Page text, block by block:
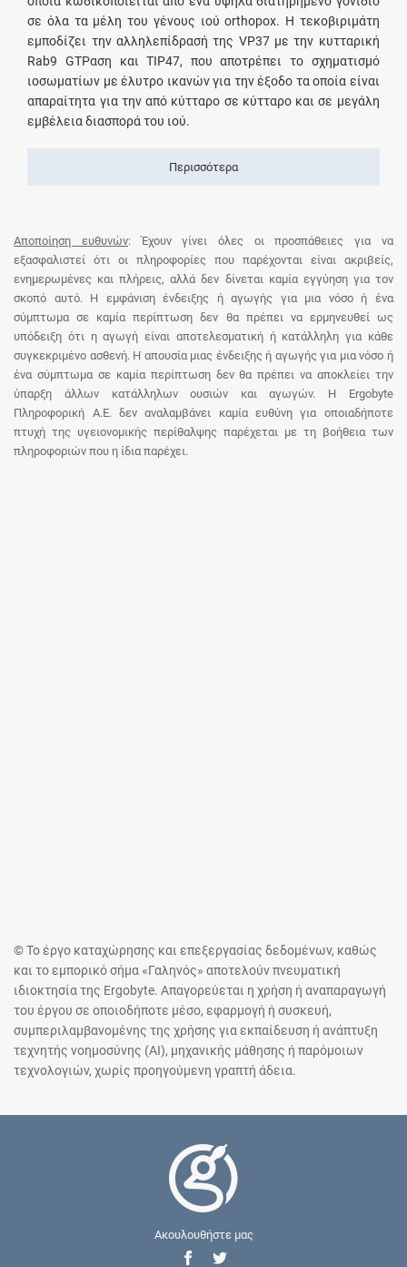
σε όλα τα μέλη του γένους ιού orthopox. Η τεκοβιριμάτη
εμποδίζει την αλληλεπίδρασή της VP37 με την κυτταρική
Rab9 GTPαση και TIP47, που αποτρέπει το σχηματισμό
ιοσωματίων με έλυτρο ικανών για την έξοδο τα οποία είναι
απαραίτητα για την από κύτταρο σε κύτταρο και σε μεγάλη
εμβέλεια διασπορά του ιού.
Περισσότερα
Αποποίηση ευθυνών: Έχουν γίνει όλες οι προσπάθειες για να
εξασφαλιστεί ότι οι πληροφορίες που παρέχονται είναι ακριβείς,
ενημερωμένες και πλήρεις, αλλά δεν δίνεται καμία εγγύηση για τον
σκοπό αυτό. Η εμφάνιση ένδειξης ή αγωγής για μια νόσο ή ένα
σύμπτωμα σε καμία περίπτωση δεν θα πρέπει να ερμηνευθεί ως
υπόδειξη ότι η αγωγή είναι αποτελεσματική ή κατάλληλη για κάθε
συγκεκριμένο ασθενή. Η απουσία μιας ένδειξης ή αγωγής για μια νόσο ή
ένα σύμπτωμα σε καμία περίπτωση δεν θα πρέπει να αποκλείει την
ύπαρξη άλλων κατάλληλων ουσιών και αγωγών. Η Ergobyte
Πληροφορική Α.Ε. δεν αναλαμβάνει καμία ευθύνη για οποιαδήποτε
πτυχή της υγειονομικής περίθαλψης παρέχεται με τη βοήθεια των
πληροφοριών που η ίδια παρέχει.
© Το έργο καταχώρησης και επεξεργασίας δεδομένων, καθώς
και το εμπορικό σήμα «Γαληνός» αποτελούν πνευματική
ιδιοκτησία της Ergobyte. Απαγορεύεται η χρήση ή αναπαραγωγή
του έργου σε οποιοδήποτε μέσο, εφαρμογή ή συσκευή,
συμπεριλαμβανομένης της χρήσης για εκπαίδευση ή ανάπτυξη
τεχνητής νοημοσύνης (AI), μηχανικής μάθησης ή παρόμοιων
τεχνολογιών, χωρίς προηγούμενη γραπτή άδεια.
Ακουλουθήστε μας